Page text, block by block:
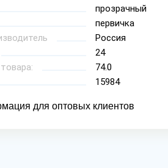
прозрачный
первичка
Россия
24
74.0
15984
для оптовых клиентов